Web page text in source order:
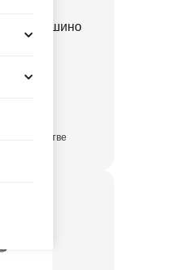
количестве